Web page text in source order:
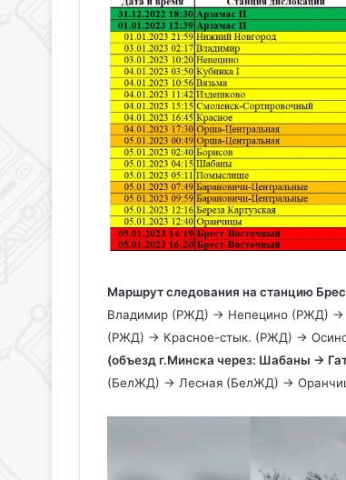
Маршрут следования на станцию
Владимир (РЖД) → Непецино (РЖД) →
(РЖД) → Красное-стык. (РЖД) →
(объезд г.Минска через: Шабаны →
(БелЖД) → Лесная (БелЖД) →